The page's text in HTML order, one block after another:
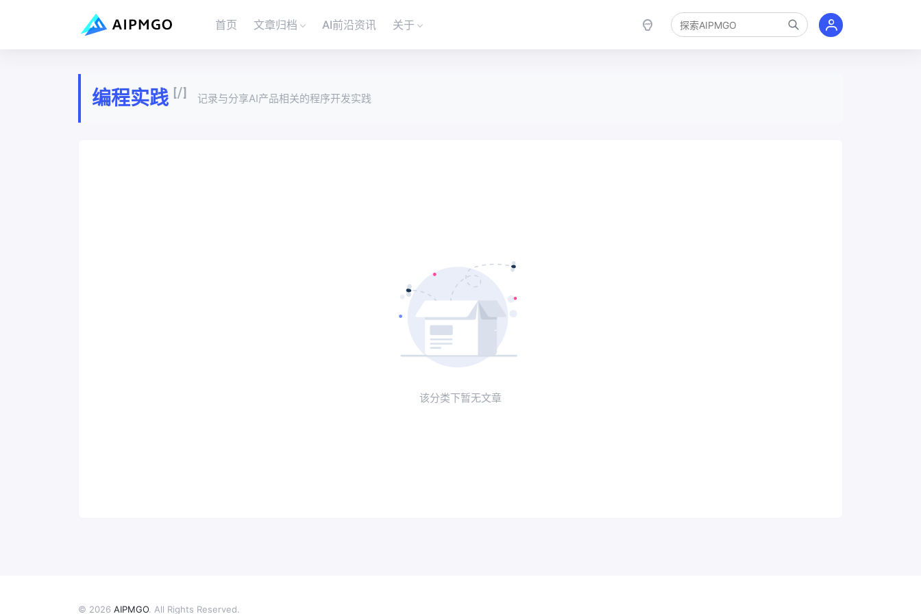
首页 文章归档 AI前沿资讯 关于
编程实践 [/] 记录与分享AI产品相关的程序开发实践
该分类下暂无文章
© 2026 AIPMGO. All Rights Reserved.